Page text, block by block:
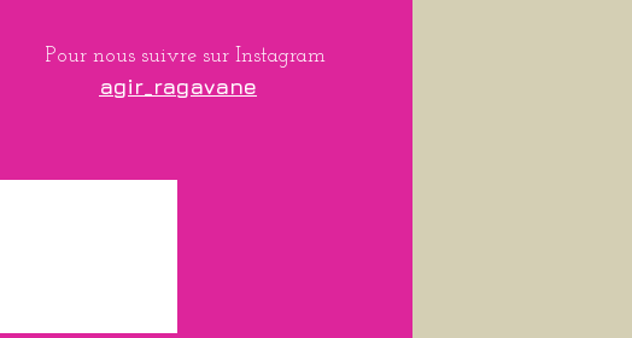
Pour nous suivre sur Instagram
agir_ragavane